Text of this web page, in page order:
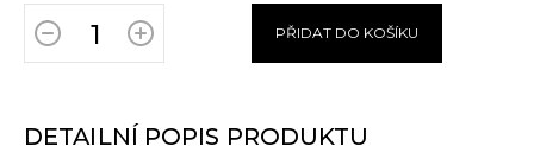
PŘIDAT DO KOŠÍKU
DETAILNÍ POPIS PRODUKTU